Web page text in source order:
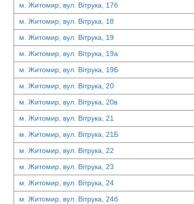
м. Житомир, вул. Вітрука, 17б
м. Житомир, вул. Вітрука, 18
м. Житомир, вул. Вітрука, 19
м. Житомир, вул. Вітрука, 19а
м. Житомир, вул. Вітрука, 19Б
м. Житомир, вул. Вітрука, 20
м. Житомир, вул. Вітрука, 20в
м. Житомир, вул. Вітрука, 21
м. Житомир, вул. Вітрука, 21Б
м. Житомир, вул. Вітрука, 22
м. Житомир, вул. Вітрука, 23
м. Житомир, вул. Вітрука, 24
м. Житомир, вул. Вітрука, 24б